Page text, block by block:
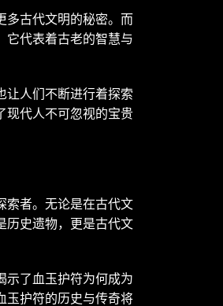
多古代文明的秘密。而
它代表着古老的智慧与
让人们不断进行着探索
现代人不可忽视的宝贵
索者。无论是在古代文
历史遗物，更是古代文
示了血玉护符为何成为
玉护符的历史与传奇将